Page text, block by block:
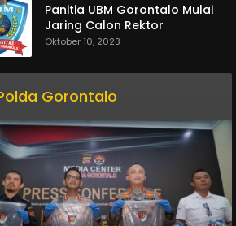
Panitia UBM Gorontalo Mulai
Jaring Calon Rektor
Oktober 10, 2023
Gorontalo